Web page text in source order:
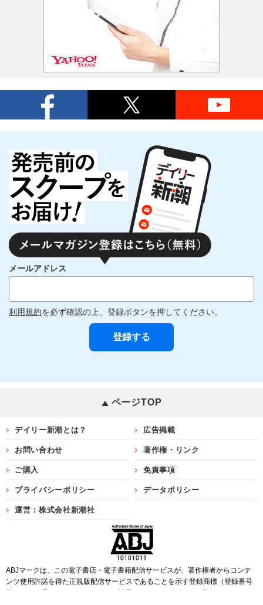
メールアドレス
利用規約を必ず確認の上、登録ボタンを押してください。
ページTOP
デイリー新潮とは？ 広告掲載
お問い合わせ 著作権・リンク
ご購入 免責事項
プライバシーポリシー データポリシー
運営：株式会社新潮社
ABJマークは、この電子書店・電子書籍配信サービスが、著作権者からコンテ
ンツ使用許諾を得た正規版配信サービスであることを示す登録商標（登録番号
第6091713号）です。ABJマークを掲示しているサービスの一覧は